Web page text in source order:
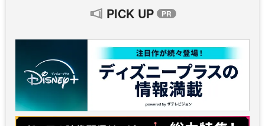
PICK UP